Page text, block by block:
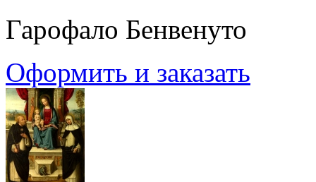
Гарофало Бенвенуто
Оформить и заказать